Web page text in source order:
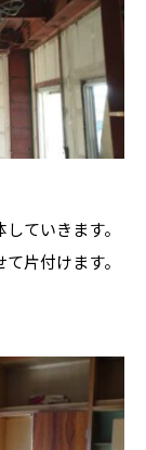
ていきます。
片付けます。